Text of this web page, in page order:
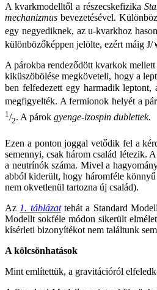
A kvarkmodelltől a részecskefizika
mechanizmus bevezetésével.
egy negyediknek, az u-kvarkhoz
különbözőképpen jelölte, ezért máig J/
A párokba rendeződött kvarkok
kiküszöbölése megköveteli, hogy a
ben felfedezett egy harmadik leptont,
megfigyelték. A fermionok helyét a
1/2. A párok gyenge-izospin dublettek.
Ezen a ponton joggal vetődik fel a
semennyi, csak három család létezik.
a neutrínók száma. Mivel a
abból kiderült, hogy háromféle könnyű
nem okvetlenül tartozna új család).
Az 1. táblázattehát a Standard
Modellt sokféle módon sikerült
kísérleti bizonyítékot nem találtunk
A kölcsönhatások
Mint említettük, a gravitációról